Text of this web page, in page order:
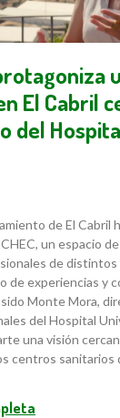
El Cabril
del
de El Cabril
un espacio
de
de experiencias y
Monte Mora,
del Hospital
una visión
centros sanitarios